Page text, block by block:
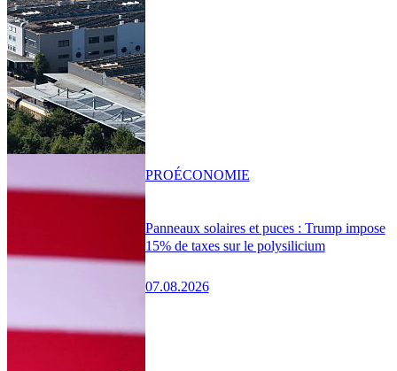
Panneaux solaires et puces : Trump impose
15% de taxes sur le polysilicium
07.08.2026
PROÉCONOMIE